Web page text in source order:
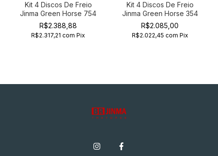
Kit 4 Discos De Freio
Jinma Green Horse 754
R$2.388,88
R$2.317,21 com Pix
Kit 4 Discos De Freio
Jinma Green Horse 354
R$2.085,00
R$2.022,45 com Pix